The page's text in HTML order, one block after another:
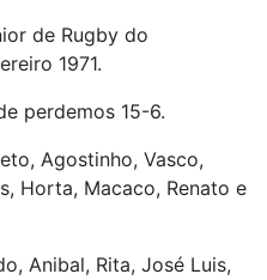
de Rugby do
1971.
perdemos 15-6.
Agostinho, Vasco,
Horta, Macaco, Renato e
Anibal, Rita, José Luis,